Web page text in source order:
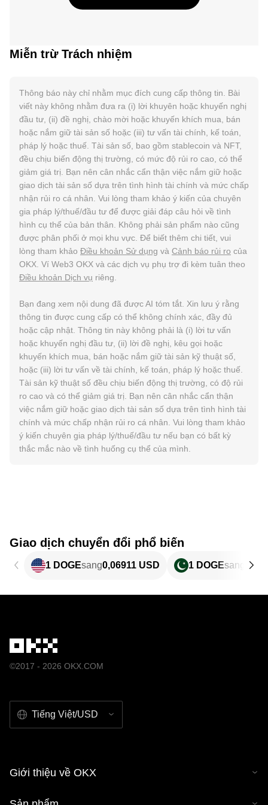
Miễn trừ Trách nhiệm
Thông báo này chỉ nhằm mục đích cung cấp thông tin. Bài
viết này không nhằm đưa ra (i) lời khuyên hoặc khuyến nghị
đầu tư, (ii) đề nghị, chào mời hoặc khuyến khích mua, bán
hoặc nắm giữ tài sản số hoặc (iii) tư vấn tài chính, kế toán,
pháp lý hoặc thuế. Tài sản số, bao gồm stablecoin và NFT,
đều chịu biến động thị trường, có mức độ rủi ro cao, có thể
giảm giá trị. Bạn nên cân nhắc cẩn thận việc nắm giữ hoặc
giao dịch tài sản số dựa trên tình hình tài chính và mức chấp
nhận rủi ro cá nhân. Vui lòng tham khảo ý kiến của chuyên
gia pháp lý/thuế/đầu tư để được giải đáp câu hỏi về tình
hình cụ thể của bản thân. Không phải sản phẩm nào cũng
được phân phối ở mọi khu vực. Để biết thêm chi tiết, vui
lòng tham khảo Điều khoản Sử dụng và Cảnh báo rủi ro của
OKX. Ví Web3 OKX và các dịch vụ phụ trợ đi kèm tuân theo
Điều khoản Dịch vụ riêng.
Bạn đang xem nội dung đã được AI tóm tắt. Xin lưu ý rằng
thông tin được cung cấp có thể không chính xác, đầy đủ
hoặc cập nhật. Thông tin này không phải là (i) lời tư vấn
hoặc khuyến nghị đầu tư, (ii) lời đề nghị, kêu gọi hoặc
khuyến khích mua, bán hoặc nắm giữ tài sản kỹ thuật số,
hoặc (iii) lời tư vấn về tài chính, kế toán, pháp lý hoặc thuế.
Tài sản kỹ thuật số đều chịu biến động thị trường, có độ rủi
ro cao và có thể giảm giá trị. Bạn nên cân nhắc cẩn thận
việc nắm giữ hoặc giao dịch tài sản số dựa trên tình hình tài
chính và mức chấp nhận rủi ro cá nhân. Vui lòng tham khảo
ý kiến chuyên gia pháp lý/thuế/đầu tư nếu bạn có bất kỳ
thắc mắc nào về tình huống cụ thể của mình.
Giao dịch chuyển đổi phổ biến
1 DOGEsang0,06911 USD 1 DOGEsang
©2017 - 2026 OKX.COM
Tiếng Việt/USD
Giới thiệu về OKX